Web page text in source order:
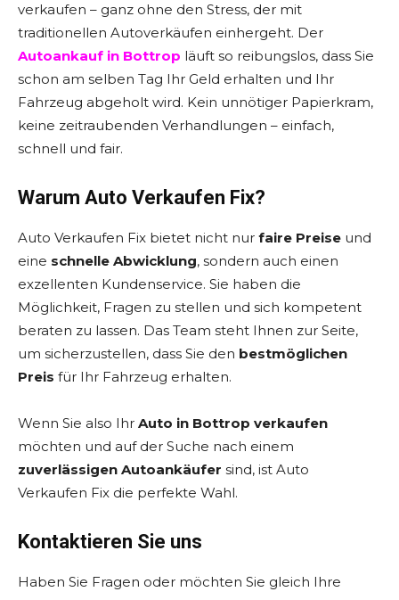
verkaufen – ganz ohne den Stress, der mit
traditionellen Autoverkäufen einhergeht. Der
Autoankauf in Bottrop läuft so reibungslos, dass Sie
schon am selben Tag Ihr Geld erhalten und Ihr
Fahrzeug abgeholt wird. Kein unnötiger Papierkram,
keine zeitraubenden Verhandlungen – einfach,
schnell und fair.
Warum Auto Verkaufen Fix?
Auto Verkaufen Fix bietet nicht nur faire Preise und
eine schnelle Abwicklung, sondern auch einen
exzellenten Kundenservice. Sie haben die
Möglichkeit, Fragen zu stellen und sich kompetent
beraten zu lassen. Das Team steht Ihnen zur Seite,
um sicherzustellen, dass Sie den bestmöglichen
Preis für Ihr Fahrzeug erhalten.
Wenn Sie also Ihr Auto in Bottrop verkaufen
möchten und auf der Suche nach einem
zuverlässigen Autoankäufer sind, ist Auto
Verkaufen Fix die perfekte Wahl.
Kontaktieren Sie uns
Haben Sie Fragen oder möchten Sie gleich Ihre